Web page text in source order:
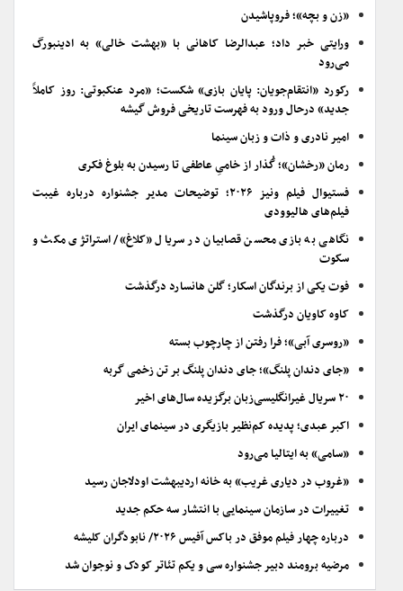
«زن و بچه»؛ فروپاشیدن
ورایتی خبر داد؛ عبدالرضا کاهانی با «بهشت خالی» به ادینبورگ
می‌رود
رکورد «انتقام‌جویان: پایان بازی» شکست؛ «مرد عنکبوتی: روز کاملاً
جدید» درحال ورود به فهرست تاریخی فروش گیشه
امیر نادری و ذات و زبان سینما
رمان «رخشان»؛ گُذار از خامیِ عاطفی تا رسیدن به بلوغ فکری
فستیوال فیلم ونیز ۲۰۲۶؛ توضیحات مدیر جشنواره درباره غیبت
فیلم‌های هالیوودی
نگاهی به بازی محسن قصابیان در سریال «کلاغ»/ استراتژی مکث و
سکوت
فوت یکی از برندگان اسکار؛ گلن هانسارد درگذشت
کاوه کاویان درگذشت
«روسری آبی»؛ فرا رفتن از چارچوب بسته
«جای دندان پلنگ»؛ جای دندان پلنگ بر تن زخمی گربه
۲۰ سریال غیرانگلیسی‌زبان برگزیده سال‌های اخیر
اکبر عبدی؛ پدیده کم‌نظیر بازیگری در سینمای ایران
«سامی» به ایتالیا می‌رود
«غروب در دیاری غریب» به خانه اردیبهشت اودلاجان رسید
تغییرات در سازمان سینمایی با انتشار سه حکم جدید
درباره چهار فیلم موفق در باکس آفیس ۲۰۲۶/ نابودگران کلیشه
مرضیه برومند دبیر جشنواره سی و یکم تئاتر کودک و نوجوان شد